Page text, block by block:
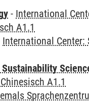
- International
A1.1
International Center:
Chinesisch A1.1